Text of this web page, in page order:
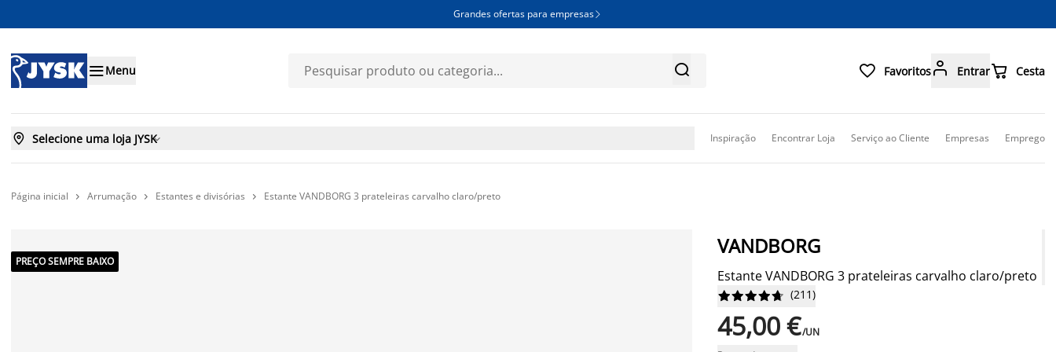
Grandes ofertas para empresas 
Menu   Favoritos Entrar Cesta
 Selecione uma loja JYSK Inspiração Encontrar Loja Serviço ao Cliente Empresas Emprego
Página inicial  Arrumação  Estantes e divisórias  Estante VANDBORG 3 prateleiras carvalho claro/preto
PREÇO SEMPRE BAIXO
VANDBORG
Estante VANDBORG 3 prateleiras carvalho claro/preto





 (211)
45,00 €/UN